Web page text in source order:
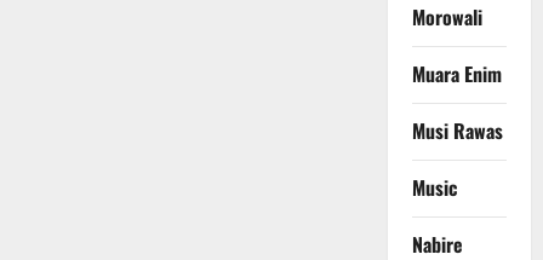
Morowali
Muara Enim
Musi Rawas
Music
Nabire